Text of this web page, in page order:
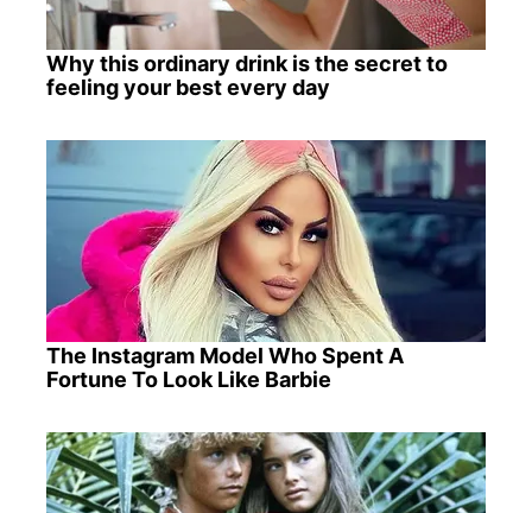
Why this ordinary drink is the secret to
feeling your best every day
The Instagram Model Who Spent A
Fortune To Look Like Barbie